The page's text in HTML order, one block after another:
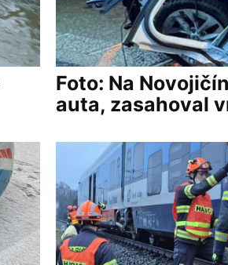
Foto: Na
auta, zasahoval